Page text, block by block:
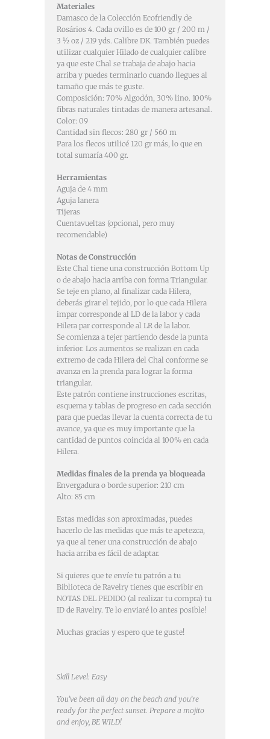
Materiales
Damasco de la Colección Ecofriendly de
Rosários 4. Cada ovillo es de 100 gr / 200 m /
3 ½ oz / 219 yds. Calibre DK. También puedes
utilizar cualquier Hilado de cualquier calibre
ya que este Chal se trabaja de abajo hacia
arriba y puedes terminarlo cuando llegues al
tamaño que más te guste.
Composición: 70% Algodón, 30% lino. 100%
fibras naturales tintadas de manera artesanal.
Color: 09
Cantidad sin flecos: 280 gr / 560 m
Para los flecos utilicé 120 gr más, lo que en
total sumaría 400 gr.
Herramientas
Aguja de 4 mm
Aguja lanera
Tijeras
Cuentavueltas (opcional, pero muy
recomendable)
Notas de Construcción
Este Chal tiene una construcción Bottom Up
o de abajo hacia arriba con forma Triangular.
Se teje en plano, al finalizar cada Hilera,
deberás girar el tejido, por lo que cada Hilera
impar corresponde al LD de la labor y cada
Hilera par corresponde al LR de la labor.
Se comienza a tejer partiendo desde la punta
inferior. Los aumentos se realizan en cada
extremo de cada Hilera del Chal conforme se
avanza en la prenda para lograr la forma
triangular.
Este patrón contiene instrucciones escritas,
esquema y tablas de progreso en cada sección
para que puedas llevar la cuenta correcta de tu
avance, ya que es muy importante que la
cantidad de puntos coincida al 100% en cada
Hilera.
Medidas finales de la prenda ya bloqueada
Envergadura o borde superior: 210 cm
Alto: 85 cm
Estas medidas son aproximadas, puedes
hacerlo de las medidas que más te apetezca,
ya que al tener una construcción de abajo
hacia arriba es fácil de adaptar.
Si quieres que te envíe tu patrón a tu
Biblioteca de Ravelry tienes que escribir en
NOTAS DEL PEDIDO (al realizar tu compra) tu
ID de Ravelry. Te lo enviaré lo antes posible!
Muchas gracias y espero que te guste!
Skill Level: Easy
You’ve been all day on the beach and you’re
ready for the perfect sunset. Prepare a mojito
and enjoy, BE WILD!